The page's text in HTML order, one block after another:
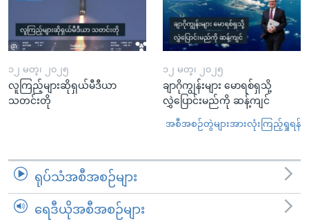
၁၂ မတ္၊ ၂၀၂၅
လူကြည့်များဆိုရှယ်မီဒီယာ
သတင်းတို
၁၂ မတ္၊ ၂၀၂၅
ချာဂိုကျွန်းများ မောရစ်ရှသို့
လွှဲပြောင်းမည်ကို ဆန့်ကျင်
အစီအစဉ်တွဲများအားလုံးကြည့်ရှုရန်
ရုပ်သံအစီအစဉ်များ
ရေဒီယိုအစီအစဉ်များ